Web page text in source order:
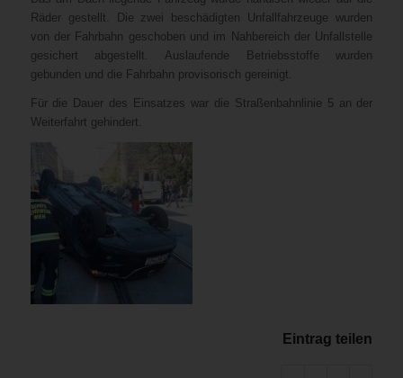
Räder gestellt. Die zwei beschädigten Unfallfahrzeuge wurden
von der Fahrbahn geschoben und im Nahbereich der Unfallstelle
gesichert abgestellt. Auslaufende Betriebsstoffe wurden
gebunden und die Fahrbahn provisorisch gereinigt.
Für die Dauer des Einsatzes war die Straßenbahnlinie 5 an der
Weiterfahrt gehindert.
Eintrag teilen